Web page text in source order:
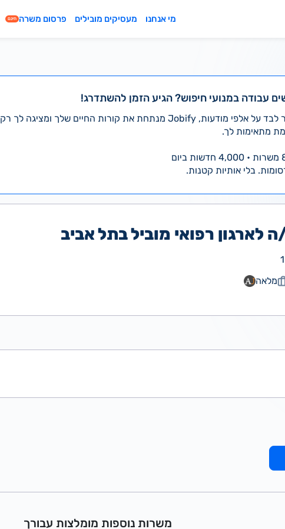
מי אנחנו מעסיקים מובילים פרסום משרה חינם
עבודה במנועי חיפוש? הגיע הזמן להשתדרג!
במקום לעבור לבד על אלפי מודעות, Jobify מנתחת את קורות החיים שלך ומציגה לך רק
מתאימות לך.
בלי אותיות קטנות.
לארגון רפואי מוביל בתל אביב
מלאה
משרות נוספות מומלצות עבורך